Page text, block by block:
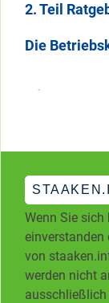
2. Teil
Die
Wenn Sie sich
einverstanden
von
werden nicht
ausschließlich